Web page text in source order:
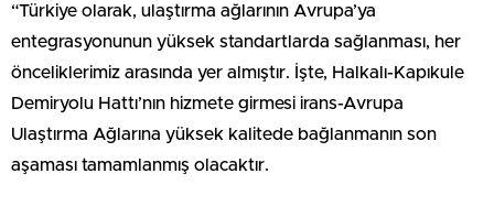
“Türkiye olarak, ulaştırma ağlarının Avrupa’ya
entegrasyonunun yüksek standartlarda sağlanması, her
önceliklerimiz arasında yer almıştır. İşte, Halkalı-Kapıkule
Demiryolu Hattı’nın hizmete girmesi irans-Avrupa
Ulaştırma Ağlarına yüksek kalitede bağlanmanın son
aşaması tamamlanmış olacaktır.